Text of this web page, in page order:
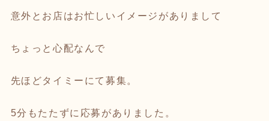
意外とお店はお忙しいイメージがありまして
ちょっと心配なんで
先ほどタイミーにて募集。
5分もたたずに応募がありました。